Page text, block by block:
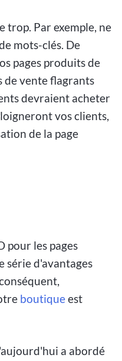
trop. Par exemple, ne
mots-clés. De
pages produits de
de vente flagrants
devraient acheter
vos clients,
de la page
pour les pages
série d'avantages
boutiqueest
a abordé